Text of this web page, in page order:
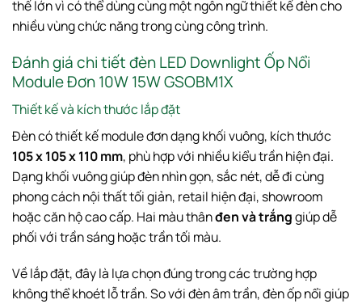
thế lớn vì có thể dùng cùng một ngôn ngữ thiết kế đèn cho
nhiều vùng chức năng trong cùng công trình.
Đánh giá chi tiết đèn LED Downlight Ốp Nổi
Module Đơn 10W 15W GSOBM1X
Thiết kế và kích thước lắp đặt
Đèn có thiết kế module đơn dạng khối vuông, kích thước
105 x 105 x 110 mm, phù hợp với nhiều kiểu trần hiện đại.
Dạng khối vuông giúp đèn nhìn gọn, sắc nét, dễ đi cùng
phong cách nội thất tối giản, retail hiện đại, showroom
hoặc căn hộ cao cấp. Hai màu thânđen và trắnggiúp dễ
phối với trần sáng hoặc trần tối màu.
Về lắp đặt, đây là lựa chọn đúng trong các trường hợp
không thể khoét lỗ trần. So với đèn âm trần, đèn ốp nổi giúp